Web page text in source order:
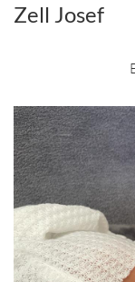
Zell Josef